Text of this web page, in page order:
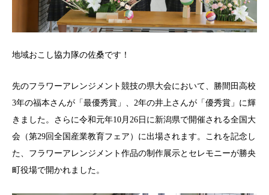
地域おこし協力隊の佐桑です！
先のフラワーアレンジメント競技の県大会において、勝間田高校
3年の福本さんが「最優秀賞」、2年の井上さんが「優秀賞」に輝
きました。さらに令和元年10月26日に新潟県で開催される全国大
会（第29回全国産業教育フェア）に出場されます。これを記念し
た、フラワーアレンジメント作品の制作展示とセレモニーが勝央
町役場で開かれました。